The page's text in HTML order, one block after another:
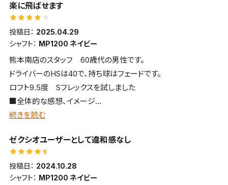
は満足しています。
楽に飛ばせます
投稿日： 2025.04.29
シャフト： MP1200 ネイビー
熊本南店のスタッフ 60歳代の男性です。
ドライバーのHSは40で、持ち球はフェードです。
ロフト9.5度 Sフレックスを試しました
■全体的な感想、イメージ
硬質な打感・打音で前へ前へ飛ばせる
ロースピンで距離を稼げます
■方向性・コントロール性
掴まりがよいためか若干左へ飛びやすい
続きを読む
ゼクシオユーザーとして違和感なし
投稿日： 2024.10.28
シャフト： MP1200 ネイビー